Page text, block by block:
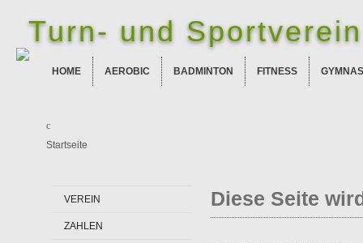
HOME AEROBIC BADMINTON FITNESS
Turn- und
Startseite
VEREIN
ZAHLEN
Diese Seite